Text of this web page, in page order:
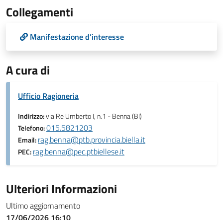
Collegamenti
Manifestazione d’interesse
A cura di
Ufficio Ragioneria
Indirizzo:via Re Umberto I, n.1 - Benna (Bl)
Telefono:015.5821203
Email:rag.benna@ptb.provincia.biella.it
PEC:rag.benna@pec.ptbiellese.it
Ulteriori Informazioni
Ultimo aggiornamento
17/06/2026 16:10